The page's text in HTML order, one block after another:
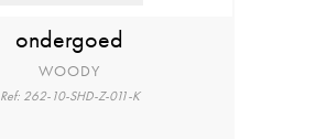
ondergoed
WOODY
Ref: 262-10-SHD-Z-011-K